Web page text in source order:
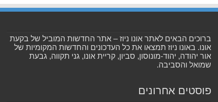
ברוכים הבאים לאתר אונו ניוז – אתר החדשות המוביל של בקעת
אונו. באונו ניוז תמצאו את כל העדכונים והחדשות המקומיות של
אור יהודה, יהוד-מונוסון, סביון, קריית אונו, גני תקווה, גבעת
שמואל והסביבה.
פוסטים אחרונים